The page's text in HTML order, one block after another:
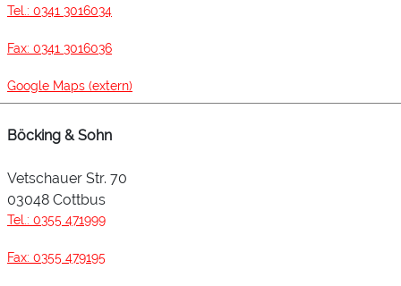
Tel.: 0341 3016034
Fax: 0341 3016036
Google Maps (extern)
Böcking & Sohn
Vetschauer Str. 70
03048 Cottbus
Tel.: 0355 471999
Fax: 0355 479195